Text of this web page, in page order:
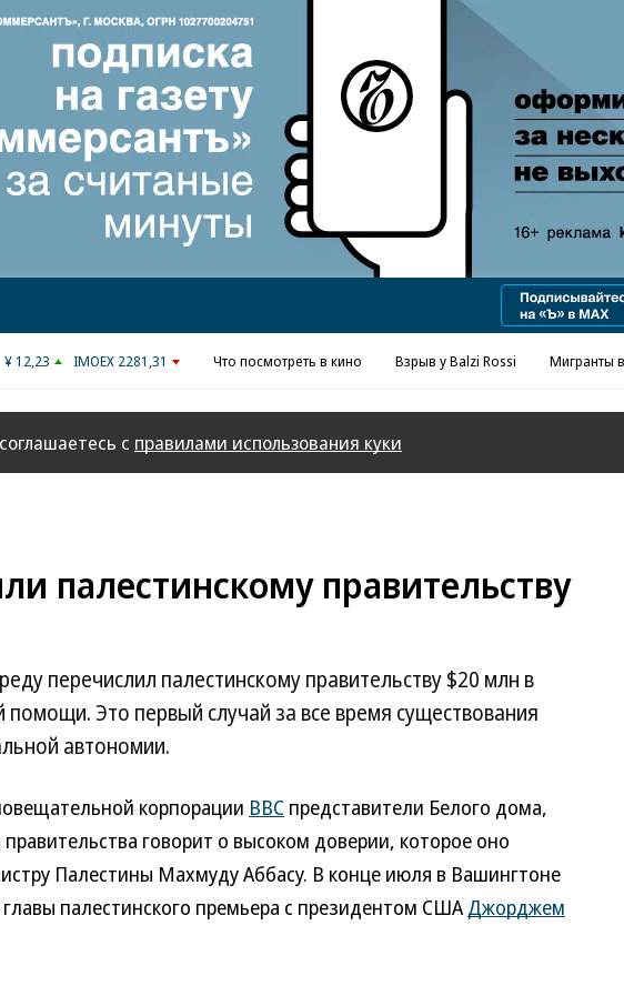
Реклама в «Ъ» www.kommersant.ru/ad
¥ 12,23 IMOEX 2281,31 Что посмотреть в кино Взрыв у Balzi Rossi Мигранты
с правилами использования куки
палестинскому правительству
перечислил палестинскому правительству $20 млн в
помощи. Это первый случай за все время существования
автономии.
корпорации BBC представители Белого дома,
говорит о высоком доверии, которое оно
Палестины Махмуду Аббасу. В конце июля в Вашингтоне
палестинского премьера с президентом США Джорджем